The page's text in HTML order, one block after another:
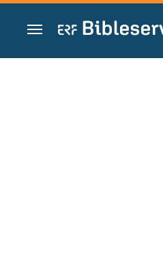
Zum Inhalt springen